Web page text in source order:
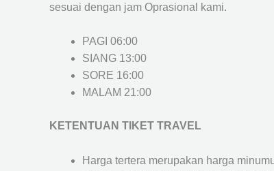
sesuai dengan jam Oprasional kami.
PAGI 06:00
SIANG 13:00
SORE 16:00
MALAM 21:00
KETENTUAN TIKET TRAVEL
Harga tertera merupakan harga